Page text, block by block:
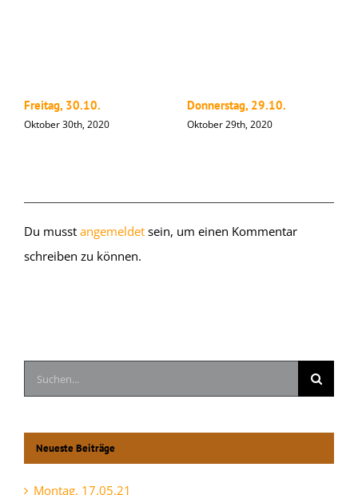
Freitag, 30.10.
Oktober 30th, 2020
Donnerstag, 29.10.
Oktober 29th, 2020
Du musst angemeldet sein, um einen Kommentar
schreiben zu können.
Suche
nach:
Neueste Beiträge
Montag, 17.05.21